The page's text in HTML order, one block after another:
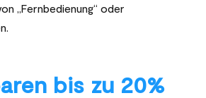
„Fernbedienung“ oder
bis zu 20%